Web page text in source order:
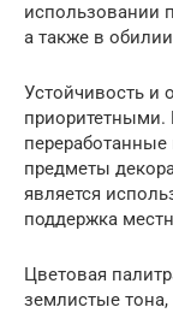
использовании
а также в
Устойчивость и
приоритетными.
предметы
является
поддержка
Цветовая
землистые